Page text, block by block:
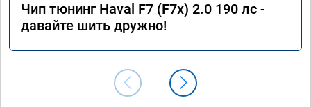
Чип тюнинг Haval F7 (F7x) 2.0 190 лс -
давайте шить дружно!